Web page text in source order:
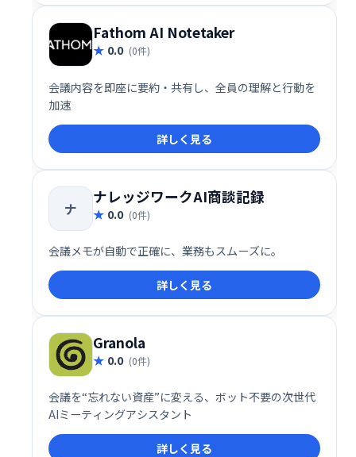
Fathom AI Notetaker
0.0 (0件)
会議内容を即座に要約・共有し、全員の理解と行動を
加速
詳しく見る
ナ
ナレッジワークAI商談記録
0.0 (0件)
会議メモが自動で正確に、業務もスムーズに。
詳しく見る
Granola
0.0 (0件)
会議を“忘れない資産”に変える、ボット不要の次世代
AIミーティングアシスタント
詳しく見る